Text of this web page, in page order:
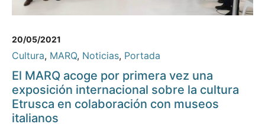
20/05/2021
Cultura, MARQ, Noticias, Portada
El MARQ acoge por primera vez una
exposición internacional sobre la cultura
Etrusca en colaboración con museos
italianos